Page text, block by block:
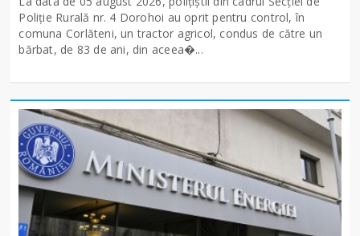
Poliție Rurală nr. 4 Dorohoi au oprit pentru control, în
comuna Corlăteni, un tractor agricol, condus de către un
bărbat, de 83 de ani, din aceea�...